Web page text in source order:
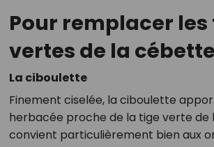
Pour remplacer les
vertes de la cébette
La ciboulette
Finement ciselée, la ciboulette
herbacée proche de la tige verte de
convient particulièrement bien aux